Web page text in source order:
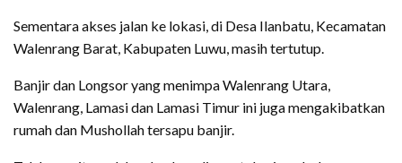
Sementara akses jalan ke lokasi, di Desa Ilanbatu, Kecamatan
Walenrang Barat, Kabupaten Luwu, masih tertutup.
Banjir dan Longsor yang menimpa Walenrang Utara,
Walenrang, Lamasi dan Lamasi Timur ini juga mengakibatkan
rumah dan Mushollah tersapu banjir.